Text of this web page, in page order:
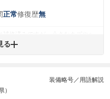
正常修復歴無
せん。
る
）
装備略号／用語解説